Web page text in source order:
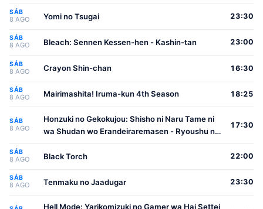
SÁB
8 AGO Yomi no Tsugai 23:30
SÁB
8 AGO Bleach: Sennen Kessen-hen - Kashin-tan 23:00
SÁB
8 AGO Crayon Shin-chan 16:30
SÁB
8 AGO Mairimashita! Iruma-kun 4th Season 18:25
SÁB
8 AGO
Honzuki no Gekokujou: Shisho ni Naru Tame ni
wa Shudan wo Erandeiraremasen - Ryoushu no
17:30
SÁB
8 AGO Black Torch 22:00
SÁB
8 AGO Tenmaku no Jaadugar 23:30
Hell Mode: Yarikomizuki no Gamer wa Hai Settei